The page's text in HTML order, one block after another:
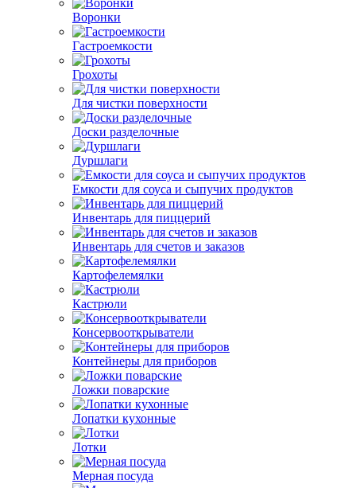
Воронки
Гастроемкости
Грохоты
Для чистки поверхности
Доски разделочные
Дуршлаги
Емкости для соуса и сыпучих продуктов
Инвентарь для пиццерий
Инвентарь для счетов и заказов
Картофелемялки
Кастрюли
Консервооткрыватели
Контейнеры для приборов
Ложки поварские
Лопатки кухонные
Лотки
Мерная посуда